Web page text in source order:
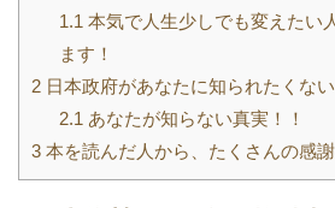
1.1 本気で人生少しでも変えたい
ます！
2 日本政府があなたに知られたくな
2.1 あなたが知らない真実！！
3 本を読んだ人から、たくさんの感